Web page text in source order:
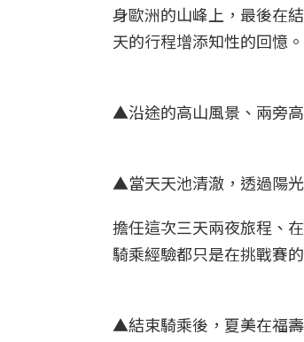
身歐洲的山峰上，最後在
天的行程增添知性的回憶。
▲沿途的高山風景、兩旁
▲當天天池清澈，透過陽光
擔任這次三天兩夜旅程、
騎乘經驗都只是在挑戰賽
▲結束騎乘後，夏美在福